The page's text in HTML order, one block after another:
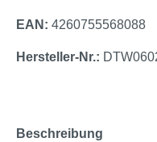
EAN: 4260755568088
Hersteller-Nr.:
Beschreibung